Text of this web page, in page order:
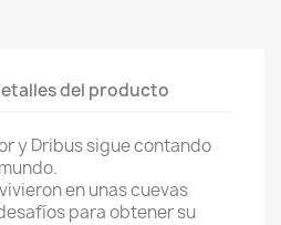
del producto
y Dribus sigue contando
en unas cuevas
para obtener su